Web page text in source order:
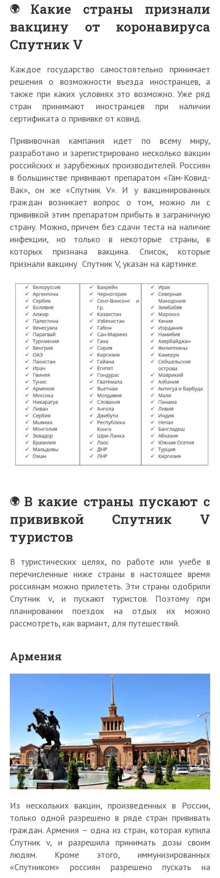
Какие страны признали
вакцину от коронавируса
Спутник V
Каждое государство самостоятельно принимает
решения о возможности въезда иностранцев, а
также при каких условиях это возможно. Уже ряд
стран принимают иностранцев при наличии
сертификата о прививке от ковид.
Прививочная кампания идет по всему миру,
разработано и зарегистрировано несколько вакцин
российских и зарубежных производителей. Россиян
в большинстве прививают препаратом «Гам-Ковид-
Вак», он же «Спутник V». И у вакцинированных
граждан возникает вопрос о том, можно ли с
прививкой этим препаратом прибыть в заграничную
страну. Можно, причем без сдачи теста на наличие
инфекции, но только в некоторые страны, в
которых признана вакцина. Список, которые
признали вакцину Спутник V, указан на картинке.
В какие страны пускают с
прививкой Спутник V
туристов
В туристических целях, по работе или учебе в
перечисленные ниже страны в настоящее время
россиянам можно прилететь. Эти страны одобрили
Спутник v, и пускают туристов. Поэтому при
планировании поездок на отдых их можно
рассмотреть, как вариант, для путешествий.
Армения
Из нескольких вакцин, произведенных в России,
только одной разрешено в ряде стран прививать
граждан. Армения – одна из стран, которая купила
Спутник v, и разрешила принимать дозы своим
людям. Кроме этого, иммунизированных
«Спутником» россиян разрешено пускать на